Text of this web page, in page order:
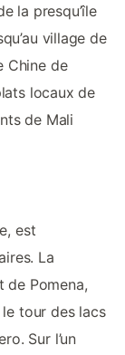
la presqu’île
village de
Chine de
locaux de
de Mali
est
La
de Pomena,
tour des lacs
Sur l’un